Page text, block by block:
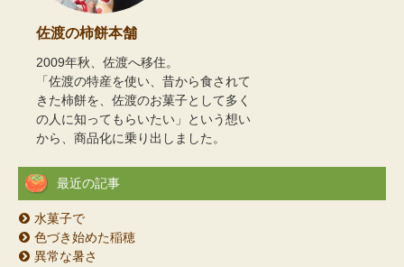
佐渡の柿餅本舗
2009年秋、佐渡へ移住。
「佐渡の特産を使い、昔から食されて
きた柿餅を、佐渡のお菓子として多く
の人に知ってもらいたい」という想い
から、商品化に乗り出しました。
最近の記事
水菓子で
色づき始めた稲穂
異常な暑さ